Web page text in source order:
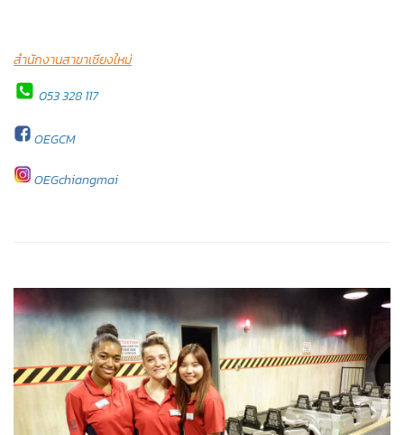
สำนักงานสาขาเชียงใหม่
053 328 117
OEGCM
OEGchiangmai